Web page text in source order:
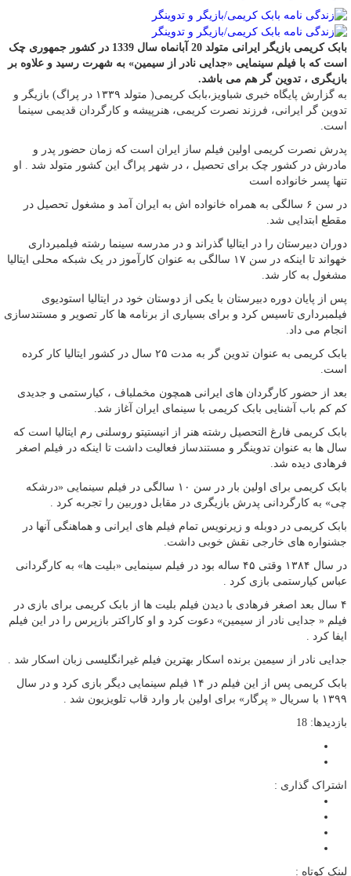
بابک کریمی بازیگر ایرانی متولد 20 آبانماه سال 1339 در کشور جمهوری چک
است که با فیلم سینمایی «جدایی نادر از سیمین» به شهرت رسید و علاوه بر
بازیگری ، تدوین گر هم می باشد.
به گزارش پایگاه خبری شباویز،بابک کریمی( متولد ۱۳۳۹ در پراگ) بازیگر و
تدوین گر ایرانی، فرزند نصرت کریمی، هنرپیشه و کارگردان قدیمی سینما
است.
پدرش نصرت کریمی اولین فیلم ساز ایران است که زمان حضور پدر و
مادرش در کشور چک برای تحصیل ، در شهر پراگ این کشور متولد شد . او
تنها پسر خانواده است
در سن ۶ سالگی به همراه خانواده اش به ایران آمد و مشغول تحصیل در
مقطع ابتدایی شد.
دوران دبیرستان را در ایتالیا گذراند و در مدرسه سینما رشته فیلمبرداری
خهواند تا اینکه در سن ۱۷ سالگی به عنوان کارآموز در یک شبکه محلی ایتالیا
مشغول به کار شد.
پس از پایان دوره دبیرستان با یکی از دوستان خود در ایتالیا استودیوی
فیلمبرداری تاسیس کرد و برای بسیاری از برنامه ها کار تصویر و مستندسازی
انجام می داد.
بابک کریمی به عنوان تدوین گر به مدت ۲۵ سال در کشور ایتالیا کار کرده
است.
بعد از حضور کارگردان های ایرانی همچون مخملباف ، کیارستمی و جدیدی
کم کم باب آشنایی بابک کریمی با سینمای ایران آغاز شد.
بابک کریمی فارغ التحصیل رشته هنر از انیستیتو روسلنی رم ایتالیا است که
سال ها به عنوان تدوینگر و مستندساز فعالیت داشت تا اینکه در فیلم اصغر
فرهادی دیده شد.
بابک کریمی برای اولین بار در سن ۱۰ سالگی در فیلم سینمایی «درشکه
چی» به کارگردانی پدرش بازیگری در مقابل دوربین را تجربه کرد .
بابک کریمی در دوبله و زیرنویس تمام فیلم های ایرانی و هماهنگی آنها در
جشنواره های خارجی نقش خوبی داشت.
در سال ۱۳۸۴ وقتی ۴۵ ساله بود در فیلم سینمایی «بلیت ها» به کارگردانی
عباس کیارستمی بازی کرد .
۴ سال بعد اصغر فرهادی با دیدن فیلم بلیت ها از بابک کریمی برای بازی در
فیلم « جدایی نادر از سیمین» دعوت کرد و او کاراکتر بازپرس را در این فیلم
ایفا کرد .
جدایی نادر از سیمین برنده اسکار بهترین فیلم غیرانگلیسی زبان اسکار شد .
بابک کریمی پس از این فیلم در ۱۴ فیلم سینمایی دیگر بازی کرد و در سال
۱۳۹۹ با سریال « پرگار» برای اولین بار وارد قاب تلویزیون شد .
بازدیدها: 18
اشتراک گذاری :
لینک کوتاه :